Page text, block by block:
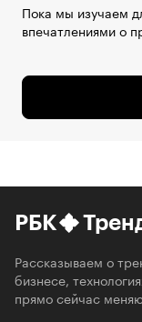
Пока мы изучаем
впечатлениями о
РБК
Рассказываем о
бизнесе,
прямо сейчас